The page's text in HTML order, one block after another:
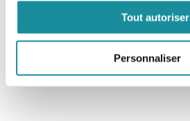
Tout autoriser
Personnaliser
Articlesen lien